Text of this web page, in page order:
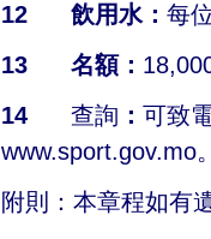
12 飲用水： 每
13 名額：
14 查詢 ： 可致
www.sport.gov.mo
附則：本章程如有